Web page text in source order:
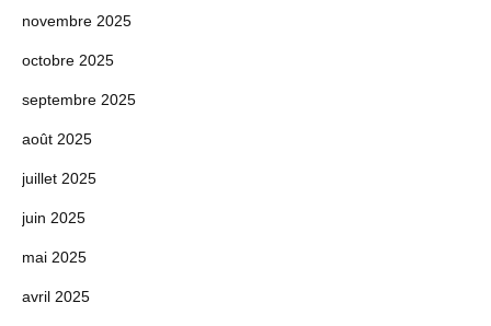
novembre 2025
octobre 2025
septembre 2025
août 2025
juillet 2025
juin 2025
mai 2025
avril 2025